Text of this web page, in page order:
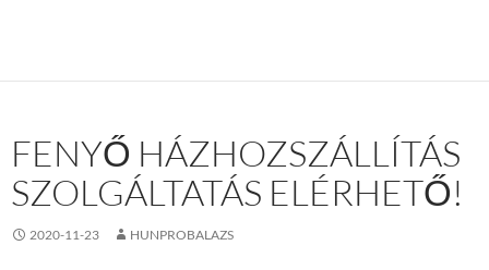
FENYŐ HÁZHOZSZÁLLÍTÁS
SZOLGÁLTATÁS ELÉRHETŐ!
2020-11-23 HUNPROBALAZS